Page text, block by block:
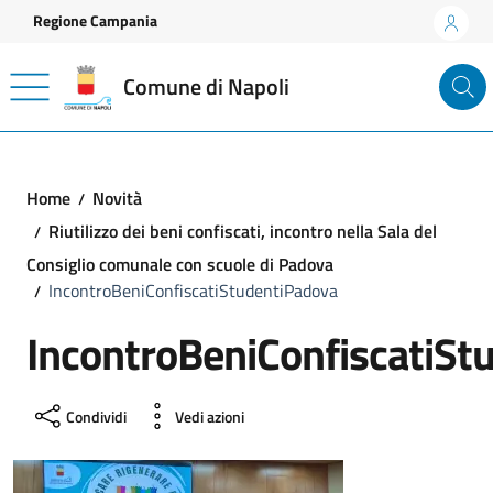
Vai ai contenuti
Vai al footer
Regione Campania
Comune di Napoli
Home
Novità
Riutilizzo dei beni confiscati, incontro nella Sala del
Consiglio comunale con scuole di Padova
IncontroBeniConfiscatiStudentiPadova
Condividi Vedi azioni